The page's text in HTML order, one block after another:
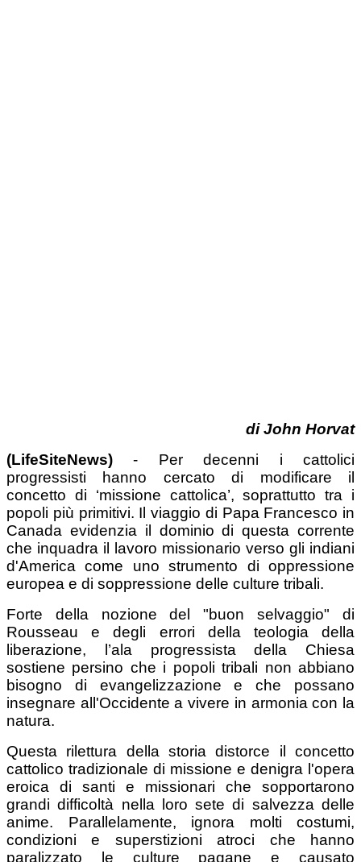
diJohn Horvat
(LifeSiteNews) - Per decenni i cattolici
progressisti hanno cercato di modificare il
concetto di ‘missione cattolica’, soprattutto tra i
popoli più primitivi. Il viaggio di Papa Francesco in
Canada evidenzia il dominio di questa corrente
che inquadra il lavoro missionario verso gli indiani
d'America come uno strumento di oppressione
europea e di soppressione delle culture tribali.
Forte della nozione del "buon selvaggio" di
Rousseau e degli errori della teologia della
liberazione, l’ala progressista della Chiesa
sostiene persino che i popoli tribali non abbiano
bisogno di evangelizzazione e che possano
insegnare all'Occidente a vivere in armonia con la
natura.
Questa rilettura della storia distorce il concetto
cattolico tradizionale di missione e denigra l'opera
eroica di santi e missionari che sopportarono
grandi difficoltà nella loro sete di salvezza delle
anime. Parallelamente, ignora molti costumi,
condizioni e superstizioni atroci che hanno
paralizzato le culture pagane e causato